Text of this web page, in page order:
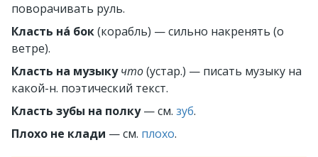
поворачивать руль.
Класть на́ бок(корабль) — сильно накренять (о
ветре).
Класть на музыку что(устар.) — писать музыку на
какой-н. поэтический текст.
Класть зубы на полку — см. зуб.
Плохо не клади — см. плохо.